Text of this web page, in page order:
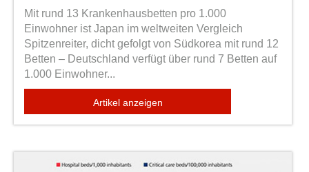
Mit rund 13 Krankenhausbetten pro 1.000
Einwohner ist Japan im weltweiten Vergleich
Spitzenreiter, dicht gefolgt von Südkorea mit rund 12
Betten – Deutschland verfügt über rund 7 Betten auf
1.000 Einwohner...
Artikel anzeigen